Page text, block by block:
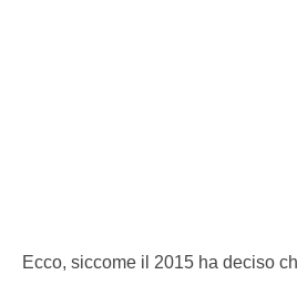
Ecco, siccome il 2015 ha deciso